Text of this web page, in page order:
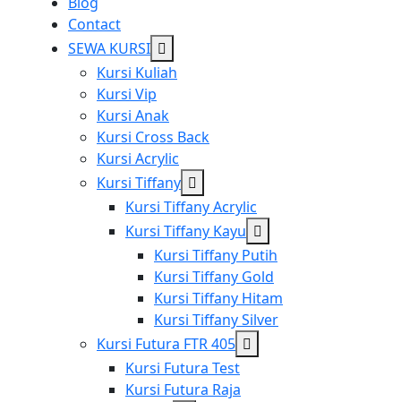
Contact
SEWA KURSI Show
sub
Kursi Kuliah
Kursi Vip
Kursi Anak
Kursi Cross Back
Kursi Acrylic
Kursi Tiffany Show
sub
menu
Kursi Tiffany Acrylic
Kursi Tiffany Kayu Show
sub
menu
Kursi Tiffany Putih
Kursi Tiffany Gold
Kursi Tiffany Hitam
Kursi Tiffany Silver
Kursi Futura FTR 405 Show
Kursi Futura Test
Kursi Futura Raja